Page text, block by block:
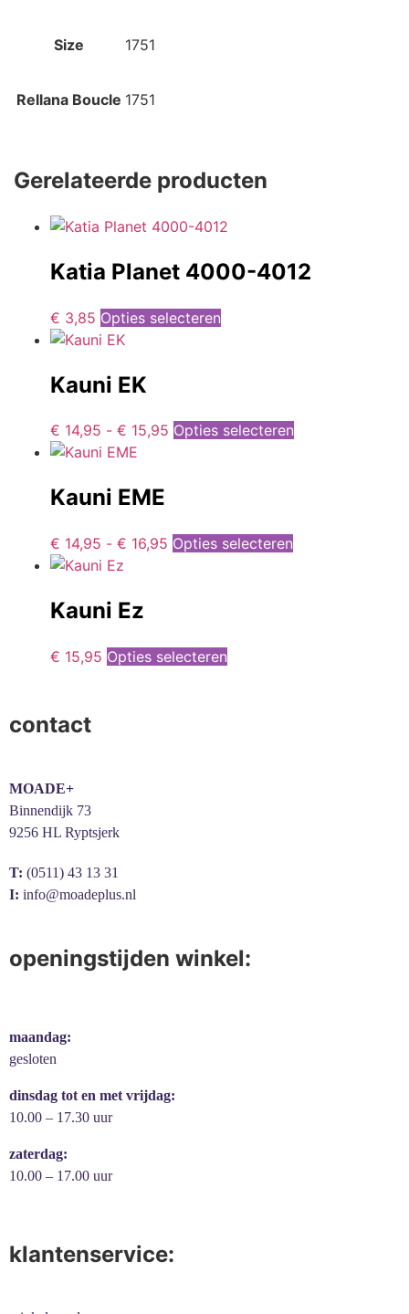
Size 1751
Rellana Boucle 1751
Gerelateerde producten
Katia Planet 4000-4012
€ 3,85 Opties selecteren
Kauni EK
€ 14,95 - € 15,95 Opties selecteren
Kauni EME
€ 14,95 - € 16,95 Opties selecteren
Kauni Ez
€ 15,95 Opties selecteren
contact
MOADE+
Binnendijk 73
9256 HL Ryptsjerk
T: (0511) 43 13 31
I: info@moadeplus.nl
openingstijden winkel:
maandag:
gesloten
dinsdag tot en met vrijdag:
10.00 – 17.30 uur
zaterdag:
10.00 – 17.00 uur
klantenservice: